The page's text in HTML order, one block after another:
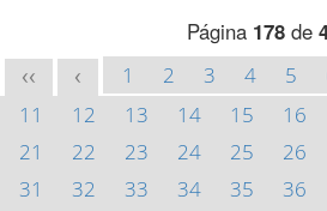
Página 178de
<< < 1 2 3 4 5
11
12 13 14 15 16
21
22 23 24 25 26
31
32 33 34 35 36